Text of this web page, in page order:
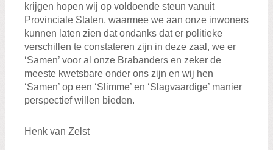
krijgen hopen wij op voldoende steun vanuit
Provinciale Staten, waarmee we aan onze inwoners
kunnen laten zien dat ondanks dat er politieke
verschillen te constateren zijn in deze zaal, we er
‘Samen’ voor al onze Brabanders en zeker de
meeste kwetsbare onder ons zijn en wij hen
‘Samen’ op een ‘Slimme’ en ‘Slagvaardige’ manier
perspectief willen bieden.
Henk van Zelst